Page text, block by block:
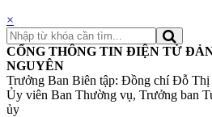
×
CỔNG THÔNG TIN ĐIỆN TỬ
NGUYÊN
Trưởng Ban Biên tập: Đồng chí Đỗ
Ủy viên Ban Thường vụ, Trưởng ban
ủy